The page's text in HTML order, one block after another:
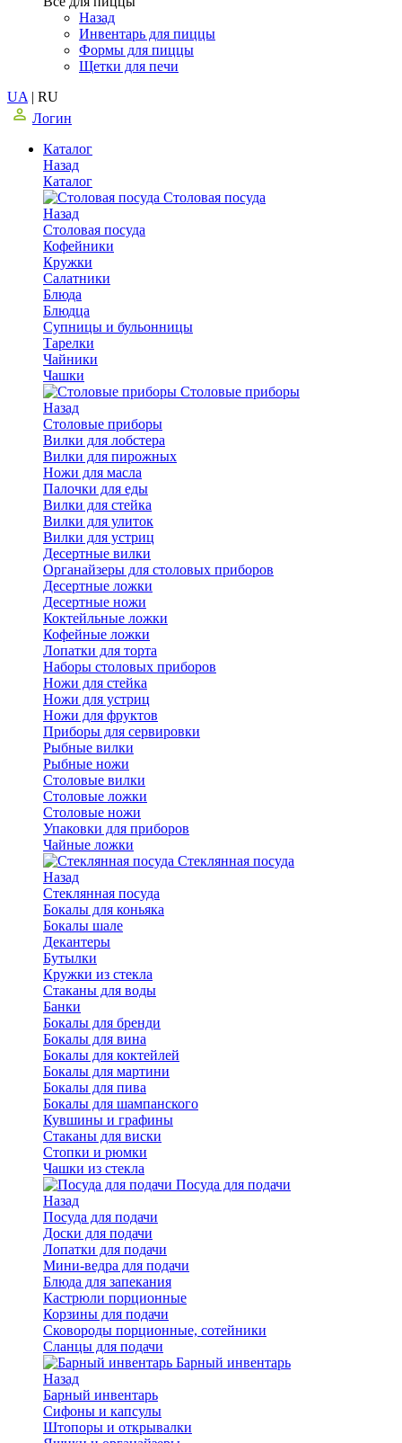
Назад
Инвентарь для пиццы
Формы для пиццы
Щетки для печи
UA | RU
Логин
Каталог
Назад
Каталог
Столовая посуда
Назад
Столовая посуда
Кофейники
Кружки
Салатники
Блюда
Блюдца
Супницы и бульонницы
Тарелки
Чайники
Чашки
Cтоловые приборы
Назад
Cтоловые приборы
Вилки для лобстера
Вилки для пирожных
Ножи для масла
Палочки для еды
Вилки для стейка
Вилки для улиток
Вилки для устриц
Десертные вилки
Органайзеры для столовых приборов
Десертные ложки
Десертные ножи
Коктейльные ложки
Кофейные ложки
Лопатки для торта
Наборы столовых приборов
Ножи для стейка
Ножи для устриц
Ножи для фруктов
Приборы для сервировки
Рыбные вилки
Рыбные ножи
Столовые вилки
Столовые ложки
Столовые ножи
Упаковки для приборов
Чайные ложки
Стеклянная посуда
Назад
Стеклянная посуда
Бокалы для коньяка
Бокалы шале
Декантеры
Бутылки
Кружки из стекла
Стаканы для воды
Банки
Бокалы для бренди
Бокалы для вина
Бокалы для коктейлей
Бокалы для мартини
Бокалы для пива
Бокалы для шампанского
Кувшины и графины
Стаканы для виски
Стопки и рюмки
Чашки из стекла
Посуда для подачи
Назад
Посуда для подачи
Доски для подачи
Лопатки для подачи
Мини-ведра для подачи
Блюда для запекания
Кастрюли порционные
Корзины для подачи
Сковороды порционные, сотейники
Сланцы для подачи
Барный инвентарь
Назад
Барный инвентарь
Сифоны и капсулы
Штопоры и открывалки